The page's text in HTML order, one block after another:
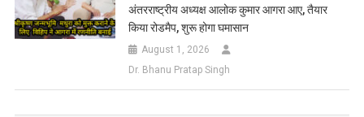
अंतरराष्ट्रीय अध्यक्ष आलोक कुमार आगरा आए, तैयार
किया रोडमैप, शुरू होगा घमासान
August 1, 2026
Dr. Bhanu Pratap Singh